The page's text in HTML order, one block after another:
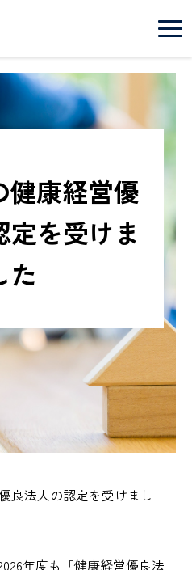
健康経営優
を受けま
た
良法人の認定を受けまし
年度も「健康経営優良法